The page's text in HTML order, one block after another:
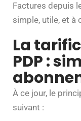
Factures depuis
simple, utile, et à
La
PDP :
À ce jour, le
suivant :